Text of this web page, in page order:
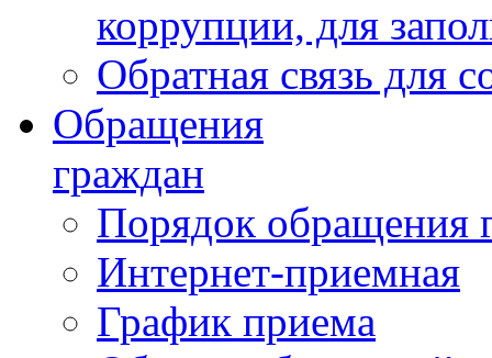
коррупции, для
Обратная связь для
Обращения
граждан
Порядок обращения
Интернет-приемная
График приема